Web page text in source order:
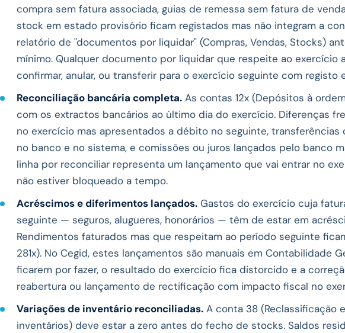
compra sem fatura associada, guias de remessa sem fatura de
stock em estado provisório ficam registados mas não integram a
relatório de "documentos por liquidar" (Compras, Vendas, Stocks)
mínimo. Qualquer documento por liquidar que respeite ao exercício
confirmar, anular, ou transferir para o exercício seguinte com registo
Reconciliação bancária completa. As contas 12x (Depósitos à
com os extractos bancários ao último dia do exercício. Diferenças
no exercício mas apresentados a débito no seguinte,
no banco e no sistema, e comissões ou juros lançados pelo banco
linha por reconciliar representa um lançamento que vai entrar no
não estiver bloqueado a tempo.
Acréscimos e diferimentos lançados. Gastos do exercício cuja
seguinte — seguros, alugueres, honorários — têm de estar em
Rendimentos faturados mas que respeitam ao período seguinte
281x). No Cegid, estes lançamentos são manuais em Contabilidade
ficarem por fazer, o resultado do exercício fica distorcido e a
reabertura ou lançamento de rectificação com impacto fiscal no
Variações de inventário reconciliadas. A conta 38 (Reclassificação
inventários) deve estar a zero antes do fecho de stocks. Saldos